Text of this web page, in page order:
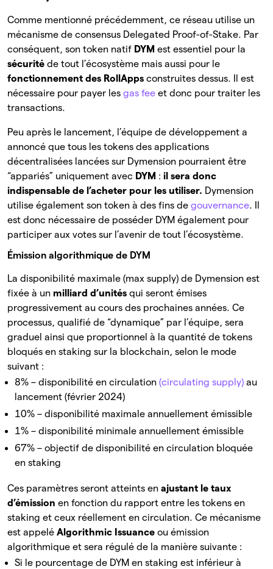
Comme mentionné précédemment, ce réseau utilise un
mécanisme de consensus Delegated Proof-of-Stake. Par
conséquent, son token natif DYM est essentiel pour la
sécurité de tout l’écosystème mais aussi pour le
fonctionnement des RollApps construites dessus. Il est
nécessaire pour payer les gas fee et donc pour traiter les
transactions.
Peu après le lancement, l’équipe de développement a
annoncé que tous les tokens des applications
décentralisées lancées sur Dymension pourraient être
“appariés” uniquement avec DYM : il sera donc
indispensable de l’acheter pour les utiliser. Dymension
utilise également son token à des fins de gouvernance. Il
est donc nécessaire de posséder DYM également pour
participer aux votes sur l’avenir de tout l’écosystème.
Émission algorithmique de DYM
La disponibilité maximale (max supply) de Dymension est
fixée à un milliard d’unités qui seront émises
progressivement au cours des prochaines années. Ce
processus, qualifié de “dynamique” par l’équipe, sera
graduel ainsi que proportionnel à la quantité de tokens
bloqués en staking sur la blockchain, selon le mode
suivant :
8% – disponibilité en circulation (circulating supply) au
lancement (février 2024)
10% – disponibilité maximale annuellement émissible
1% – disponibilité minimale annuellement émissible
67% – objectif de disponibilité en circulation bloquée
en staking
Ces paramètres seront atteints en ajustant le taux
d’émission en fonction du rapport entre les tokens en
staking et ceux réellement en circulation. Ce mécanisme
est appelé Algorithmic Issuance ou émission
algorithmique et sera régulé de la manière suivante :
Si le pourcentage de DYM en staking est inférieur à